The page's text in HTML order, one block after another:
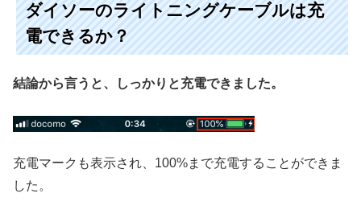
ダイソーのライトニングケーブルは充
電できるか？
結論から言うと、しっかりと充電できました。
充電マークも表示され、100%まで充電することができま
した。